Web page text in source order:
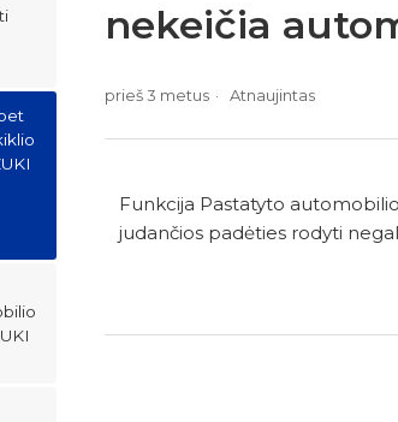
nekeičia
prieš 3 metus Atnaujintas
Funkcija Pastatyto
judančios padėties rodyti